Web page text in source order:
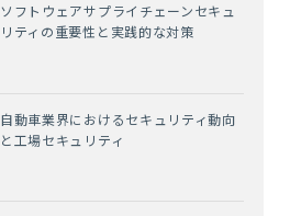
ソフトウェアサプライチェーンセキュ
リティの重要性と実践的な対策
自動車業界におけるセキュリティ動向
と工場セキュリティ